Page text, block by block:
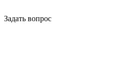
Задать вопрос